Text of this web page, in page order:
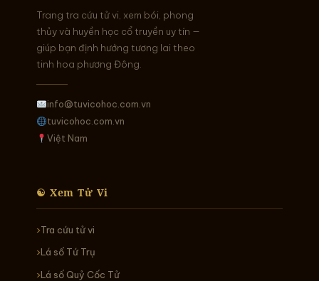
Trang tra cứu tử vi, xem bói, phong
thủy và huyền học cổ truyền uy tín —
giúp bạn định hướng tương lai theo
tinh hoa phương Đông.
info@tuvicohoc.com.vn
tuvicohoc.com.vn
Việt Nam
☯ Xem Tử Vi
Tra cứu tử vi
Lá số Tứ Trụ
Lá số Quỷ Cốc Tử